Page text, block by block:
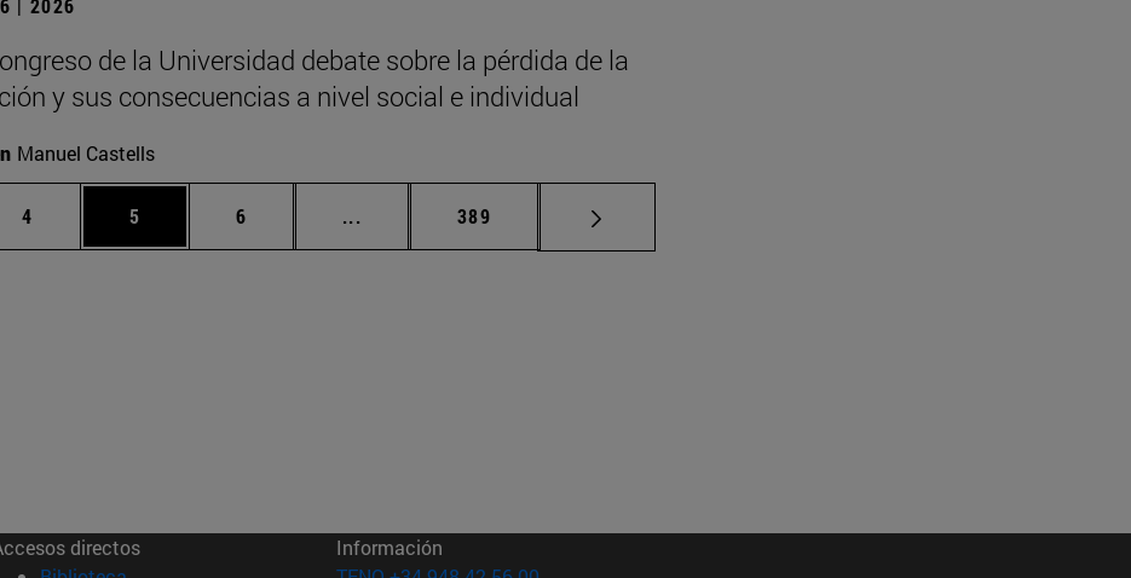
| 2026
de la Universidad debate sobre la pérdida de la
y sus consecuencias a nivel social e individual
Manuel Castells
intermedias Use TAB para desplazarse.
Página
4 Página
5 Página
6 ... Páginas intermedias Use TAB para desplazarse.
Página
389
directos
Información